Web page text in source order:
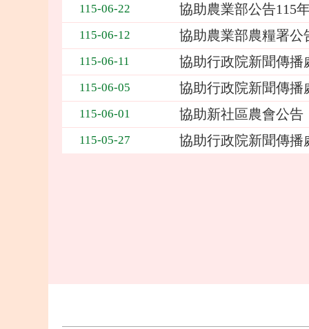
115-06-22 協助農業部公告115
115-06-12 協助農業部農糧署公
115-06-11 協助行政院新聞傳
115-06-05 協助行政院新聞傳
115-06-01 協助新社區農會公告
115-05-27 協助行政院新聞傳播